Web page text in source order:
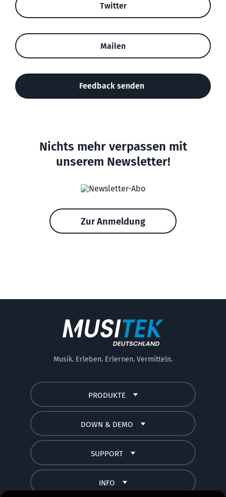
Twitter
Mailen
Feedback senden
Nichts mehr verpassen mit
unserem Newsletter!
Zur Anmeldung
Musik. Erleben. Erlernen. Vermitteln.
PRODUKTE
DOWN & DEMO
SUPPORT
INFO